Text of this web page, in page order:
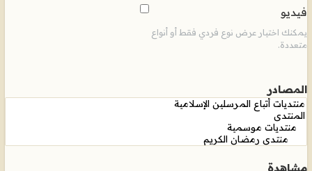
فيديو
يمكنك اختيار عرض نوع فردي فقط أو أنواع
متعددة.
المصادر
مشاهدة